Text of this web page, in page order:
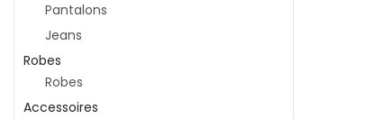
Pantalons
Jeans
Robes
Robes
Accessoires